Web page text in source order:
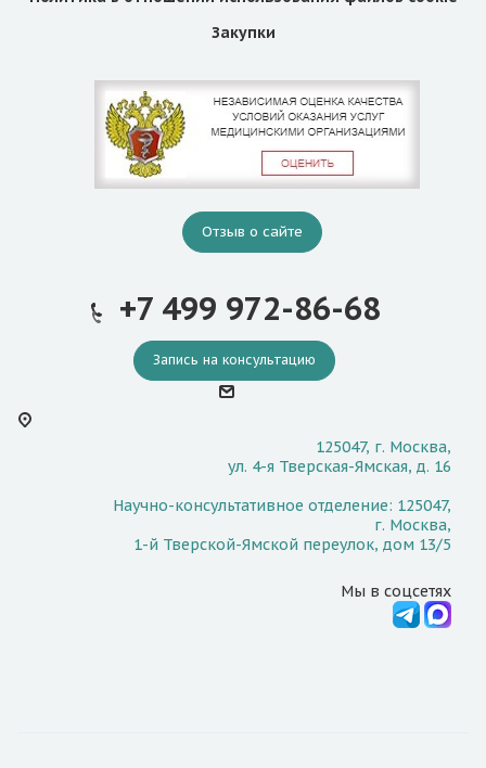
Закупки
Отзыв о сайте
+7 499 972-86-68
Запись на консультацию
125047, г. Москва,
ул. 4-я Тверская-Ямская, д. 16
Научно-консультативное отделение: 125047,
г. Москва,
1-й Тверской-Ямской переулок, дом 13/5
Мы в соцсетях